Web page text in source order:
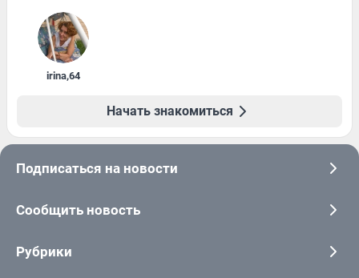
irina,64
Начать знакомиться
Подписаться на новости
Сообщить новость
Рубрики